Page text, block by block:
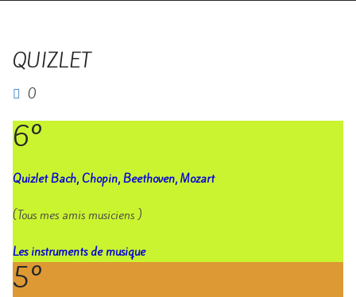
QUIZLET
0
6°
Quizlet Bach, Chopin, Beethoven, Mozart
(Tous mes amis musiciens )
Les instruments de musique
5°